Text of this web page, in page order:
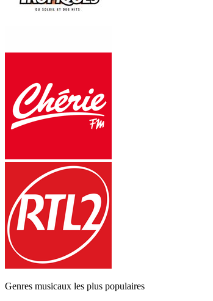
Genres musicaux les plus populaires